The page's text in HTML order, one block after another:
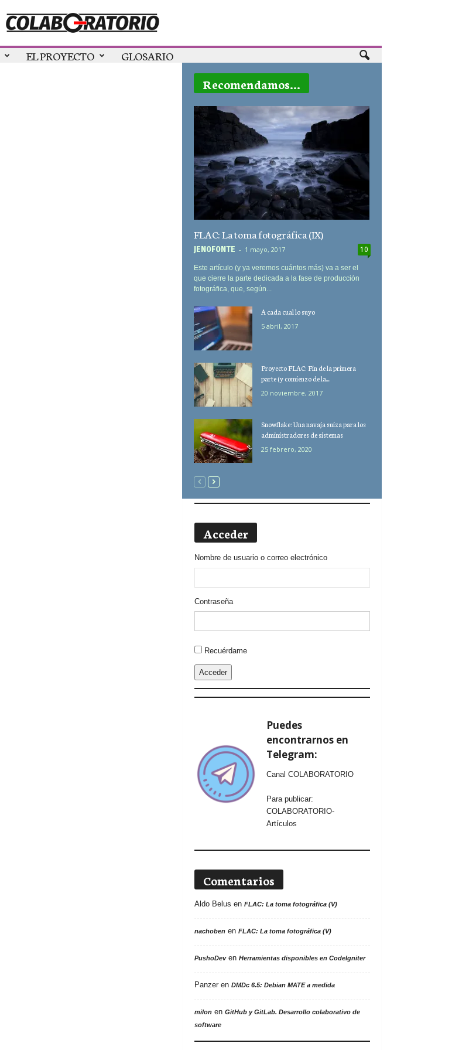
EL PROYECTO GLOSARIO
Recomendamos...
FLAC: La toma fotográfica (IX)
JEN0F0NTE - 1 mayo, 2017 10
Este artículo (y ya veremos cuántos más) va a ser el
que cierre la parte dedicada a la fase de producción
fotográfica, que, según...
A cada cual lo suyo
5 abril, 2017
Proyecto FLAC: Fin de la primera
parte (y comienzo de la...
20 noviembre, 2017
Snowflake: Una navaja suiza para los
administradores de sistemas
25 febrero, 2020
Acceder
Nombre de usuario o correo electrónico
Contraseña
Alternative:
Recuérdame
Acceder
Puedes
encontrarnos en
Telegram:
Canal COLABORATORIO
Para publicar:
COLABORATORIO-
Artículos
Comentarios
Aldo Belus en FLAC: La toma fotográfica (V)
nachobenen FLAC: La toma fotográfica (V)
PushoDeven Herramientas disponibles en CodeIgniter
Panzeren DMDc 6.5: Debian MATE a medida
milonen GitHub y GitLab. Desarrollo colaborativo de
software